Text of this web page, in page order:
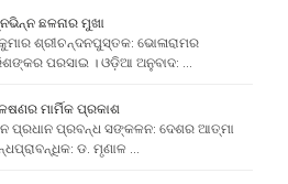
ଛଳନାର ମୁଖା
ଶ୍ରୀଚନ୍ଦନପୁସ୍ତକ: ଭୋଳାରାମର
ପରସାଇ । ଓଡ଼ିଆ ଅନୁବାଦ: …
ମାର୍ମିକ ପ୍ରକାଶ
ପ୍ରଧାନ ପ୍ରବନ୍ଧ ସଙ୍କଳନ: ଦେଶର ଆତ୍ମା
ଡ. ମୃଣାଳ …